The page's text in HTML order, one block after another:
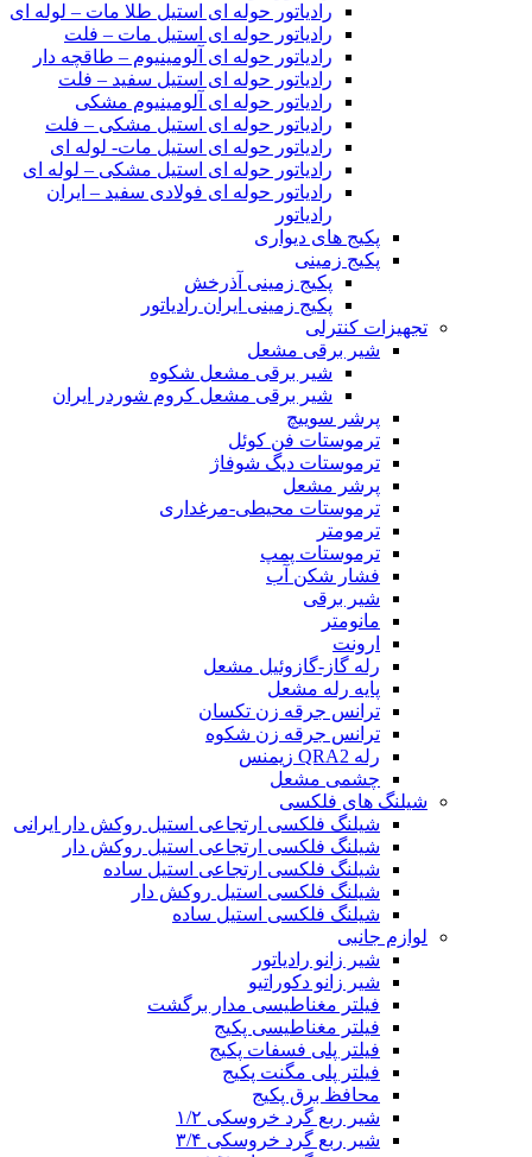
رادیاتور حوله ای استیل طلا مات – لوله ای
رادیاتور حوله ای استیل مات – فلت
رادیاتور حوله ای آلومینیوم – طاقچه دار
رادیاتور حوله ای استیل سفید – فلت
رادیاتور حوله ای آلومینیوم مشکی
رادیاتور حوله ای استیل مشکی – فلت
رادیاتور حوله ای استیل مات- لوله ای
رادیاتور حوله ای استیل مشکی – لوله ای
رادیاتور حوله ای فولادی سفید – ایران
رادیاتور
پکیج های دیواری
پکیج زمینی
پکیج زمینی آذرخش
پکیج زمینی ایران رادیاتور
تجهیزات کنترلی
شیر برقی مشعل
شیر برقی مشعل شکوه
شیر برقی مشعل کروم شوردر ایران
پرشر سوییچ
ترموستات فن کوئل
ترموستات دیگ شوفاژ
پرشر مشعل
ترموستات محیطی-مرغداری
ترمومتر
ترموستات پمپ
فشار شکن آب
شیر برقی
مانومتر
ارونت
رله گاز-گازوئیل مشعل
پایه رله مشعل
ترانس جرقه زن تکسان
ترانس جرقه زن شکوه
رله QRA2 زیمنس
چشمی مشعل
شیلنگ های فلکسی
شیلنگ فلکسی ارتجاعی استیل روکش دار ایرانی
شیلنگ فلکسی ارتجاعی استیل روکش دار
شیلنگ فلکسی ارتجاعی استیل ساده
شیلنگ فلکسی استیل روکش دار
شیلنگ فلکسی استیل ساده
لوازم جانبی
شیر زانو رادیاتور
شیر زانو دکوراتیو
فیلتر مغناطیسی مدار برگشت
فیلتر مغناطیسی پکیج
فیلتر پلی فسفات پکیج
فیلتر پلی مگنت پکیج
محافظ برق پکیج
شیر ربع گرد خروسکی ۱/۲
شیر ربع گرد خروسکی ۳/۴